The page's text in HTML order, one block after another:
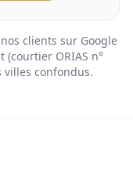
clients sur Google
ORIAS n°
villes confondus.